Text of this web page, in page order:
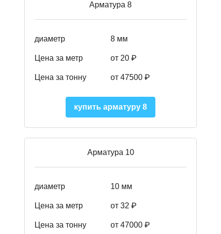
Арматура 8
диаметр 8 мм
Цена за метр от 20 ₽
Цена за тонну от 47500 ₽
купить арматуру 8
Арматура 10
диаметр 10 мм
Цена за метр от 32 ₽
Цена за тонну от 47000 ₽